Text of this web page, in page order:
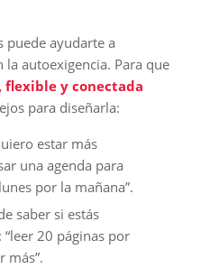
puede ayudarte a
autoexigencia. Para que
flexible y conectada
para diseñarla:
estar más
una agenda para
por la mañana”.
saber si estás
20 páginas por
más”.